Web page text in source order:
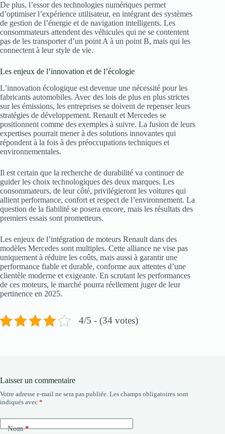
De plus, l’essor des technologies numériques permet
d’optimiser l’expérience utilisateur, en intégrant des systèmes
de gestion de l’énergie et de navigation intelligents. Les
consommateurs attendent des véhicules qui ne se contentent
pas de les transporter d’un point A à un point B, mais qui les
connectent à leur style de vie.
Les enjeux de l’innovation et de l’écologie
L’innovation écologique est devenue une nécessité pour les
fabricants automobiles. Avec des lois de plus en plus strictes
sur les émissions, les entreprises se doivent de repenser leurs
stratégies de développement. Renault et Mercedes se
positionnent comme des exemples à suivre. La fusion de leurs
expertises pourrait mener à des solutions innovantes qui
répondent à la fois à des préoccupations techniques et
environnementales.
Il est certain que la recherche de durabilité va continuer de
guider les choix technologiques des deux marques. Les
consommateurs, de leur côté, privilégieront les voitures qui
allient performance, confort et respect de l’environnement. La
question de la fiabilité se posera encore, mais les résultats des
premiers essais sont prometteurs.
Les enjeux de l’intégration de moteurs Renault dans des
modèles Mercedes sont multiples. Cette alliance ne vise pas
uniquement à réduire les coûts, mais aussi à garantir une
performance fiable et durable, conforme aux attentes d’une
clientèle moderne et exigeante. En scrutant les performances
de ces moteurs, le marché pourra réellement juger de leur
pertinence en 2025.
4/5 - (34 votes)
Laisser un commentaire
Votre adresse e-mail ne sera pas publiée. Les champs obligatoires sont
indiqués avec *
Nom*